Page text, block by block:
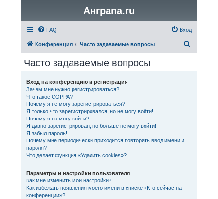
Анграпа.ru
FAQ Вход
Конференция Часто задаваемые вопросы
Часто задаваемые вопросы
Вход на конференцию и регистрация
Зачем мне нужно регистрироваться?
Что такое COPPA?
Почему я не могу зарегистрироваться?
Я только что зарегистрировался, но не могу войти!
Почему я не могу войти?
Я давно зарегистрирован, но больше не могу войти!
Я забыл пароль!
Почему мне периодически приходится повторять ввод имени и
пароля?
Что делает функция «Удалить cookies»?
Параметры и настройки пользователя
Как мне изменить мои настройки?
Как избежать появления моего имени в списке «Кто сейчас на
конференции»?